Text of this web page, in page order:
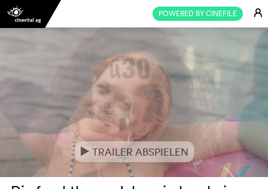
POWERED BY CINEFILE E
e TRAILER ABSPIELEN